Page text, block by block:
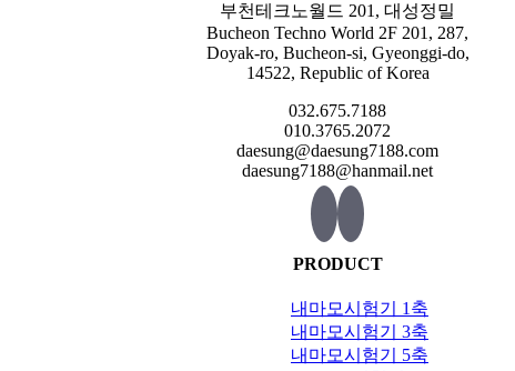
부천테크노월드 201, 대성정밀
Bucheon Techno World 2F 201, 287,
Doyak-ro, Bucheon-si, Gyeonggi-do,
14522, Republic of Korea
032.675.7188
010.3765.2072
daesung@daesung7188.com
daesung7188@hanmail.net
PRODUCT
내마모시험기 1축
내마모시험기 3축
내마모시험기 5축